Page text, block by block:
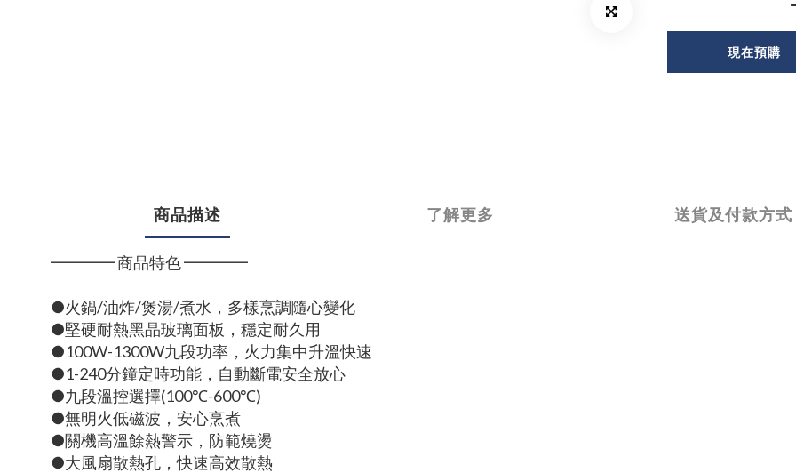
現在預購
商品描述 了解更多 送貨及付款方式
━━━━ 商品特色 ━━━━
●火鍋/油炸/煲湯/煮水，多樣烹調隨心變化
●堅硬耐熱黑晶玻璃面板，穩定耐久用
●100W-1300W九段功率，火力集中升溫快速
●1-240分鐘定時功能，自動斷電安全放心
●九段溫控選擇(100℃-600℃)
●無明火低磁波，安心烹煮
●關機高溫餘熱警示，防範燒燙
●大風扇散熱孔，快速高效散熱